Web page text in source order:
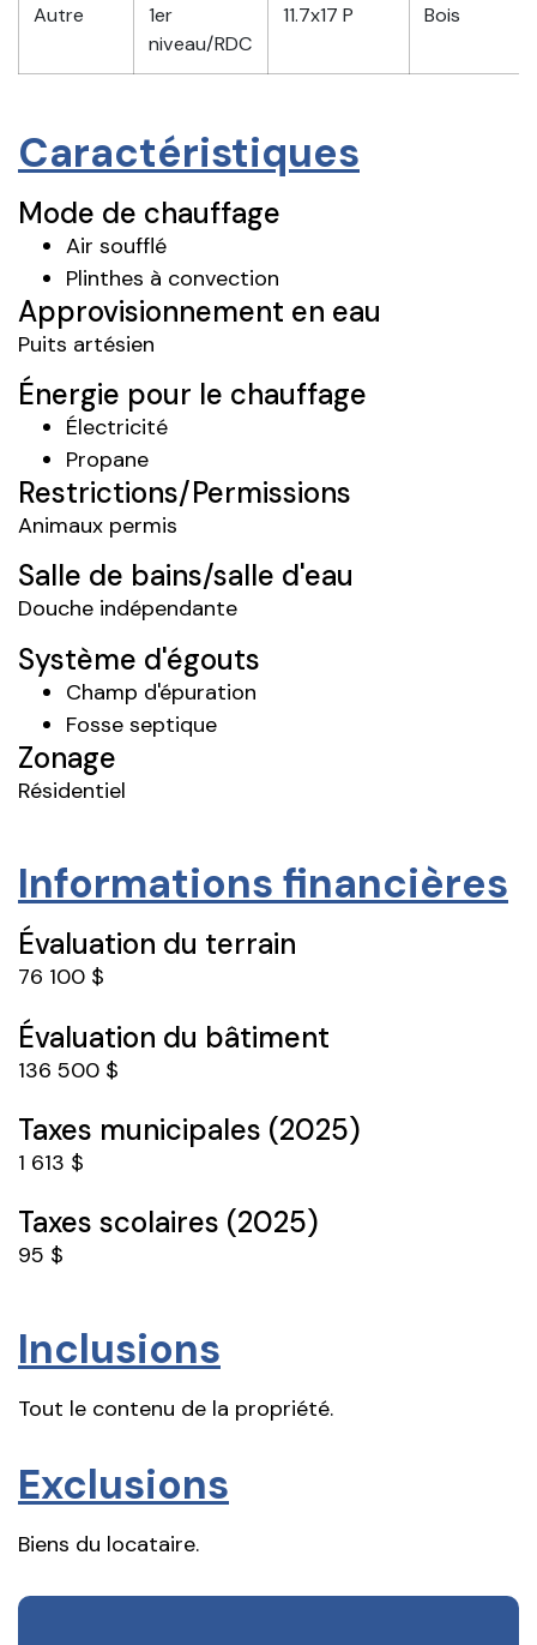
Autre
1er
niveau/RDC
11.7x17 P Bois
Caractéristiques
Mode de chauffage
Air soufflé
Plinthes à convection
Approvisionnement en eau
Puits artésien
Énergie pour le chauffage
Électricité
Propane
Restrictions/Permissions
Animaux permis
Salle de bains/salle d'eau
Douche indépendante
Système d'égouts
Champ d'épuration
Fosse septique
Zonage
Résidentiel
Informations financières
Évaluation du terrain
76 100 $
Évaluation du bâtiment
136 500 $
Taxes municipales (2025)
1 613 $
Taxes scolaires (2025)
95 $
Inclusions
Tout le contenu de la propriété.
Exclusions
Biens du locataire.